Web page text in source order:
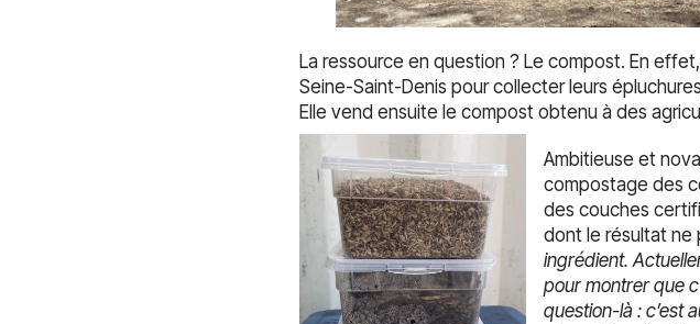
La ressource en question ? Le compost. En
Seine-Saint-Denis pour collecter leurs
Elle vend ensuite le compost obtenu à des
Ambitieuse et
compostage des
des couches
dont le résultat ne
ingrédient.
pour montrer que
question-là : c’est